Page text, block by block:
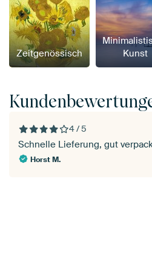
Zeitgenössisch
Kunst
4 / 5
Schnelle Lieferung, gut
Horst M.